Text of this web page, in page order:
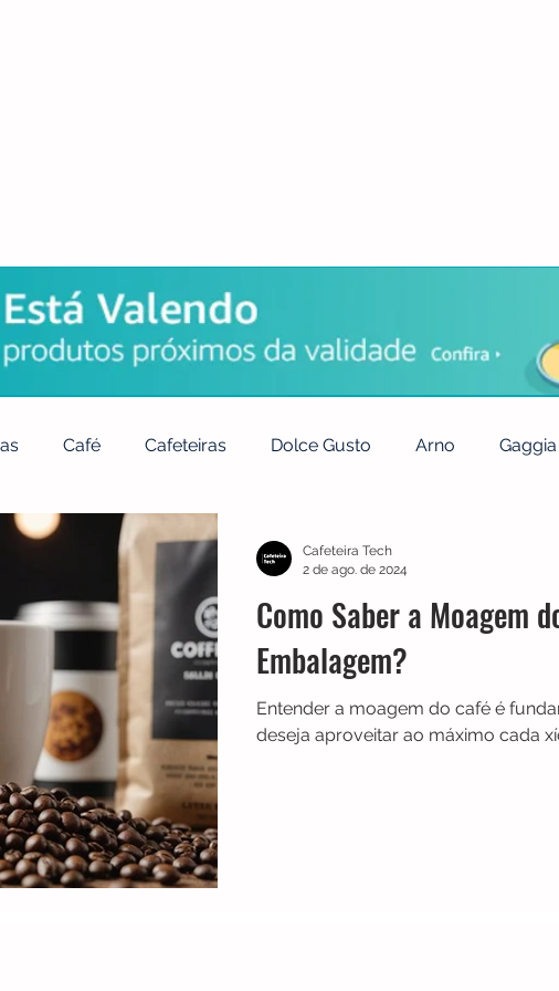
Café Cafeteiras Dolce Gusto Arno Gaggia
TRES Electrolux Guias
Cadence Filtros Britânia Echo Show
Black Friday Máquina de fazer pão Cuisinart
Como Saber a Moagem
Embalagem?
Entender a moagem do café é
deseja aproveitar ao máximo cada
Cafeteira Tech
2 de ago. de 2024